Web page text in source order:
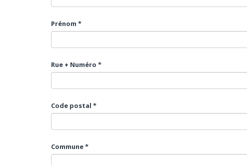
Prénom *
Rue + Numéro *
Code postal *
Commune *